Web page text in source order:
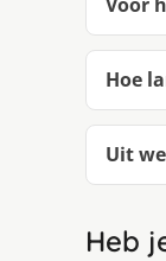
Hoe
Uit
Heb